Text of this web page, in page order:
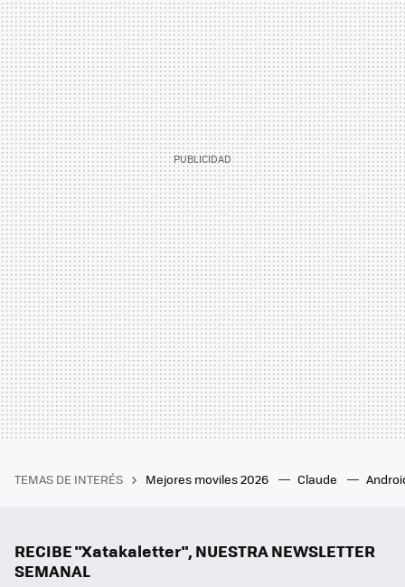
TEMAS DE INTERÉS Mejores moviles 2026 Claude
RECIBE "Xatakaletter", NUESTRA NEWSLETTER
SEMANAL